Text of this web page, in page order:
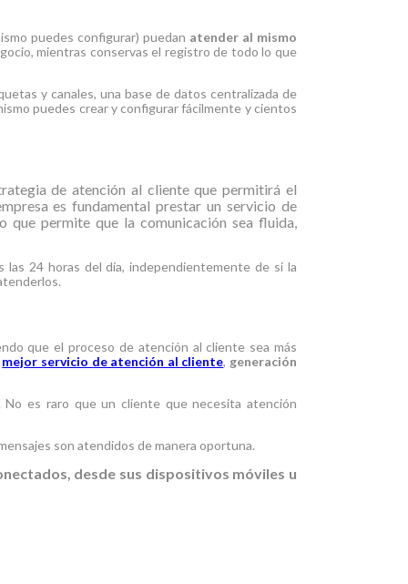
puedes configurar) puedan atender al mismo
mientras conservas el registro de todo lo que
y canales, una base de datos centralizada de
puedes crear y configurar fácilmente y cientos
de atención al cliente que permitirá el
es fundamental prestar un servicio de
que permite que la comunicación sea fluida,
24 horas del día, independientemente de si la
que el proceso de atención al cliente sea más
mejor servicio de atención al cliente, generación
No es raro que un cliente que necesita atención
son atendidos de manera oportuna.
desde sus dispositivos móviles u